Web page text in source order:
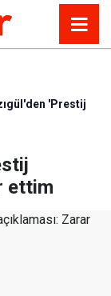
'Prestij
ettim